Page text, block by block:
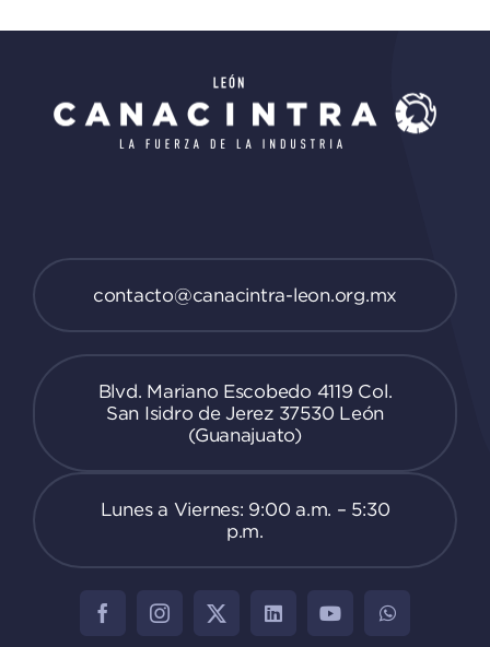
contacto@canacintra-leon.org.mx
Blvd. Mariano Escobedo 4119 Col.
San Isidro de Jerez 37530 León
(Guanajuato)
Lunes a Viernes: 9:00 a.m. – 5:30
p.m.